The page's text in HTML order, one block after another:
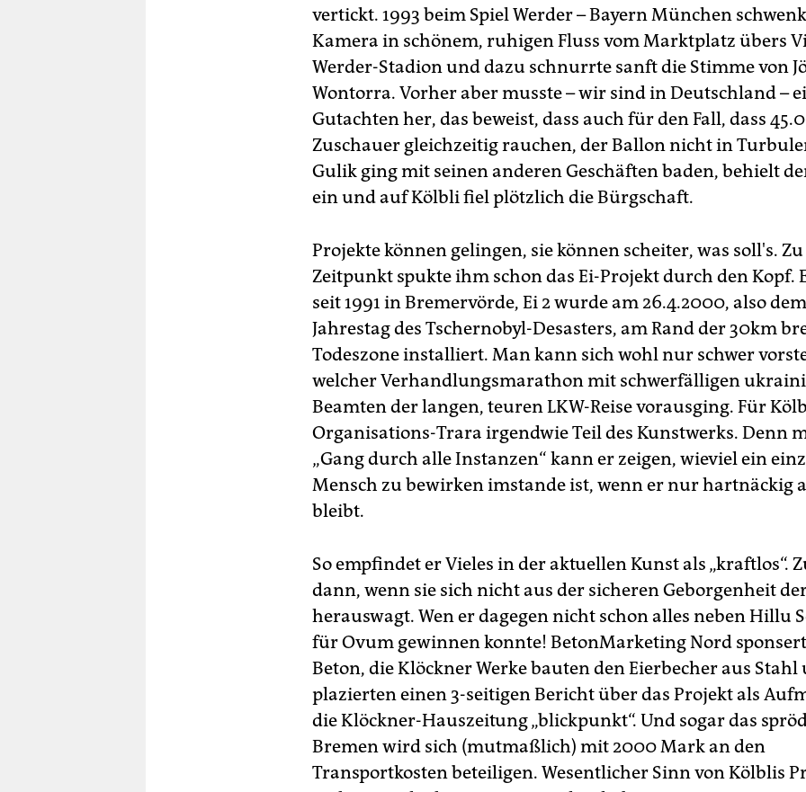
vertickt. 1993 beim Spiel Werder – Bayern München
Kamera in schönem, ruhigen Fluss vom Marktplatz übers
Werder-Stadion und dazu schnurrte sanft die Stimme von
Wontorra. Vorher aber musste – wir sind in Deutschland –
Gutachten her, das beweist, dass auch für den Fall, dass
Zuschauer gleichzeitig rauchen, der Ballon nicht in
Gulik ging mit seinen anderen Geschäften baden, behielt
ein und auf Kölbli fiel plötzlich die Bürgschaft.
Projekte können gelingen, sie können scheiter, was soll's.
Zeitpunkt spukte ihm schon das Ei-Projekt durch den Kopf.
seit 1991 in Bremervörde, Ei 2 wurde am 26.4.2000, also dem
Jahrestag des Tschernobyl-Desasters, am Rand der 30km
Todeszone installiert. Man kann sich wohl nur schwer
welcher Verhandlungsmarathon mit schwerfälligen
Beamten der langen, teuren LKW-Reise vorausging. Für
Organisations-Trara irgendwie Teil des Kunstwerks. Denn
„Gang durch alle Instanzen“ kann er zeigen, wieviel ein
Mensch zu bewirken imstande ist, wenn er nur hartnäckig
bleibt.
So empfindet er Vieles in der aktuellen Kunst als „kraftlos“.
dann, wenn sie sich nicht aus der sicheren Geborgenheit
herauswagt. Wen er dagegen nicht schon alles neben Hillu
für Ovum gewinnen konnte! BetonMarketing Nord
Beton, die Klöckner Werke bauten den Eierbecher aus Stahl
plazierten einen 3-seitigen Bericht über das Projekt als
die Klöckner-Hauszeitung „blickpunkt“. Und sogar das
Bremen wird sich (mutmaßlich) mit 2000 Mark an den
Transportkosten beteiligen. Wesentlicher Sinn von Kölblis